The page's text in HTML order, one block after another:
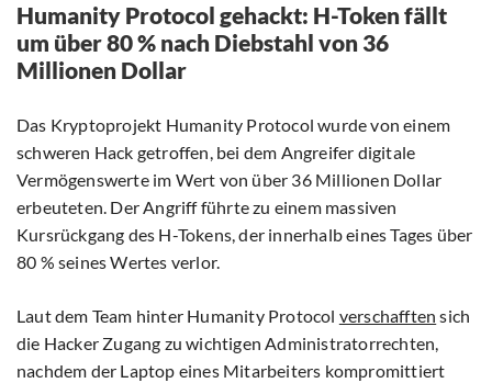
Humanity Protocol gehackt: H-Token fällt
um über 80 % nach Diebstahl von 36
Millionen Dollar
Das Kryptoprojekt Humanity Protocol wurde von einem
schweren Hack getroffen, bei dem Angreifer digitale
Vermögenswerte im Wert von über 36 Millionen Dollar
erbeuteten. Der Angriff führte zu einem massiven
Kursrückgang des H-Tokens, der innerhalb eines Tages über
80 % seines Wertes verlor.
Laut dem Team hinter Humanity Protocol verschafften sich
die Hacker Zugang zu wichtigen Administratorrechten,
nachdem der Laptop eines Mitarbeiters kompromittiert